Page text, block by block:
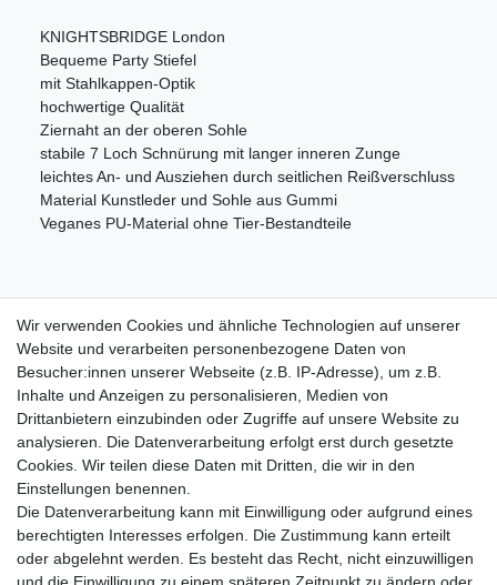
KNIGHTSBRIDGE London
Bequeme Party Stiefel
mit Stahlkappen-Optik
hochwertige Qualität
Ziernaht an der oberen Sohle
stabile 7 Loch Schnürung mit langer inneren Zunge
leichtes An- und Ausziehen durch seitlichen Reißverschluss
Material Kunstleder und Sohle aus Gummi
Veganes PU-Material ohne Tier-Bestandteile
Information
Versand mit DHL weltweit
Kostenloser Versand ab 40 €
Lieferung an Paketstation
14 Tage Rückgaberecht
Wichtiges
Datenschutz
Impressum
Kontakt
AGB
Wir verwenden Cookies und ähnliche Technologien auf unserer
Website und verarbeiten personenbezogene Daten von
Besucher:innen unserer Webseite (z.B. IP-Adresse), um z.B.
Inhalte und Anzeigen zu personalisieren, Medien von
Drittanbietern einzubinden oder Zugriffe auf unsere Website zu
analysieren. Die Datenverarbeitung erfolgt erst durch gesetzte
Cookies. Wir teilen diese Daten mit Dritten, die wir in den
Einstellungen benennen.
Die Datenverarbeitung kann mit Einwilligung oder aufgrund eines
berechtigten Interesses erfolgen. Die Zustimmung kann erteilt
oder abgelehnt werden. Es besteht das Recht, nicht einzuwilligen